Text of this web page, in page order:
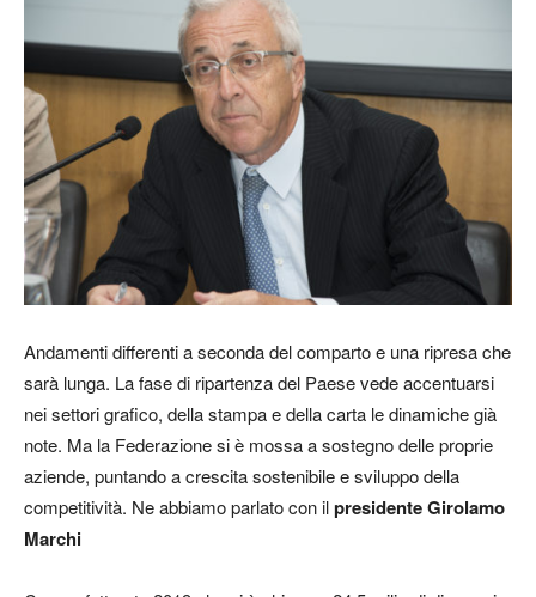
Andamenti differenti a seconda del comparto e una ripresa che
sarà lunga. La fase di ripartenza del Paese vede accentuarsi
nei settori grafico, della stampa e della carta le dinamiche già
note. Ma la Federazione si è mossa a sostegno delle proprie
aziende, puntando a crescita sostenibile e sviluppo della
competitività. Ne abbiamo parlato con ilpresidente Girolamo
Marchi